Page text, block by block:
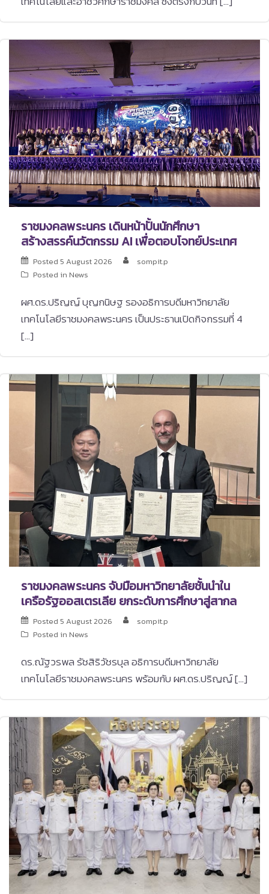
ราชมงคลพระนคร เดินหน้าปั้นนักศึกษา
สร้างสรรค์นวัตกรรม AI เพื่อตอบโจทย์ประเทศ
Posted 5 August 2026
sompit.p
Posted in News
ผศ.ดร.ปริญญ์ บุญกนิษฐ รองอธิการบดีมหาวิทยาลัย
เทคโนโลยีราชมงคลพระนคร เป็นประธานเปิดกิจกรรมที่ 4
[…]
ราชมงคลพระนคร จับมือมหาวิทยาลัยชั้นนำใน
เครือรัฐออสเตรเลีย ยกระดับการศึกษาสู่สากล
Posted 5 August 2026
sompit.p
Posted in News
ดร.ณัฐวรพล รัชสิริวัชรบุล อธิการบดีมหาวิทยาลัย
เทคโนโลยีราชมงคลพระนคร พร้อมกับ ผศ.ดร.ปริญญ์ […]